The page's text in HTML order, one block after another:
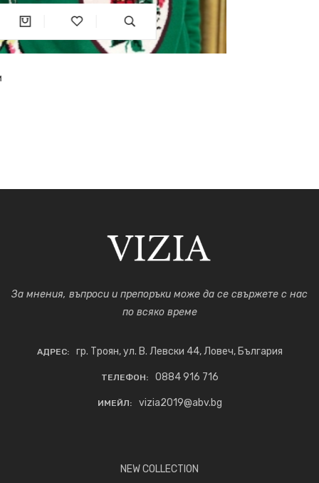
За мнения, въпроси и препоръки може да се свържете с нас
по всяко време
АДРЕС: гр. Троян, ул. В. Левски 44, Ловеч, България
ТЕЛЕФОН: 0884 916 716
ИМЕЙЛ: vizia2019@abv.bg
NEW COLLECTION